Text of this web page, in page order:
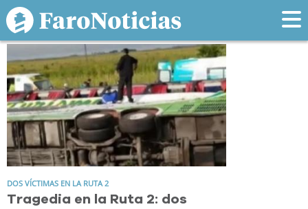
Tag: micro
DOS VÍCTIMAS EN LA RUTA 2
Tragedia en la Ruta 2: dos